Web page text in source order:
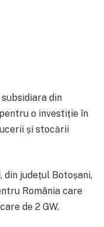
din
o investiție în
și stocării
din județul Botoșani,
România care
de 2 GW.